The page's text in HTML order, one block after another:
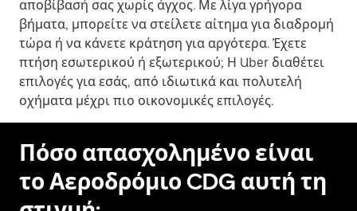
αποβίβασή σας χωρίς άγχος. Με λίγα γρήγορα
βήματα, μπορείτε να στείλετε αίτημα για διαδρομή
τώρα ή να κάνετε κράτηση για αργότερα. Έχετε
πτήση εσωτερικού ή εξωτερικού; Η Uber διαθέτει
επιλογές για εσάς, από ιδιωτικά και πολυτελή
οχήματα μέχρι πιο οικονομικές επιλογές.
Πόσο απασχολημένο είναι
το Αεροδρόμιο CDG αυτή τη